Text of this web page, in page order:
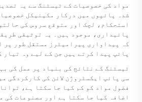
مواد کی خصوصیات کے ٹیسٹنگ سے یہ
شدہ پائپوں میں درکار مکینیکل
استحکام، لچک اور متوقع سروس کی
پائیداری، موجود ہیں۔ یہ توثیقی
کہ پیداواری پیرامیٹرز مستقل طور پر
پائپ پیدا کرتے ہیں جن کے لیے وہ تیار
ٹیسٹنگ کے نتائج کی بنیاد پر عمل کی
سی پائپ ایکسٹروژن لائن کی کارکردگی
فضول مواد کو کم کیا جا سکتا ہے،
اضافہ کیا جا سکتا ہے اور مصنوعات کی